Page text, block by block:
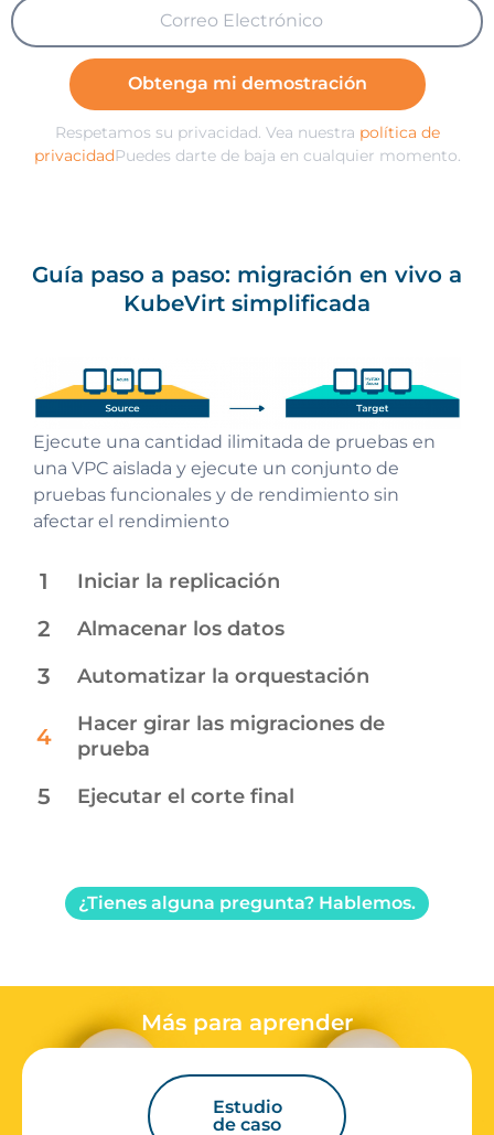
Obtenga mi demostración
Respetamos su privacidad. Vea nuestra política de
privacidadPuedes darte de baja en cualquier momento.
Guía paso a paso: migración en vivo a
KubeVirt simplificada
1 Iniciar la replicación
2 Almacenar los datos
3 Automatizar la orquestación
4
Hacer girar las migraciones de
prueba
5 Ejecutar el corte final
Inicie la replicación en segundo plano de
aplicaciones comerciales, datos de máquinas
y metadatos sin impacto en el rendimiento
Todos los datos se almacenan utilizando
volúmenes e instantáneas de una nube de
destino.
La orquestación automatizada lanza
aplicaciones empresariales totalmente
operativas en OpenStack de destino
Ejecute una cantidad ilimitada de pruebas en
una VPC aislada y ejecute un conjunto de
pruebas funcionales y de rendimiento sin
afectar el rendimiento
Migración final o corte dentro de una ventana
de mantenimiento pequeña y predecible
¿Tienes alguna pregunta? Hablemos.
Más para aprender
Estudio
de caso